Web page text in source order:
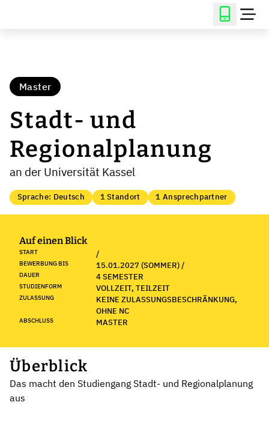
Master
Stadt- und
Regionalplanung
an der Universität Kassel
Sprache: Deutsch 1 Standort 1 Ansprechpartner
Auf einen Blick
START /
BEWERBUNG BIS 15.01.2027 (SOMMER) /
DAUER 4 SEMESTER
STUDIENFORM VOLLZEIT, TEILZEIT
ZULASSUNG
KEINE ZULASSUNGSBESCHRÄNKUNG,
OHNE NC
ABSCHLUSS MASTER
Überblick
Das macht den Studiengang Stadt- und Regionalplanung
aus